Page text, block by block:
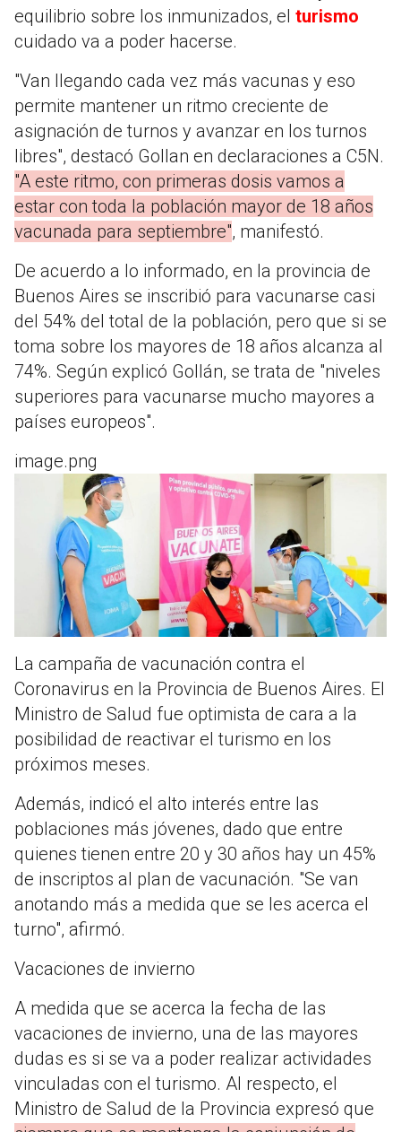
equilibrio sobre los inmunizados, el turismo
cuidado va a poder hacerse.
"Van llegando cada vez más vacunas y eso
permite mantener un ritmo creciente de
asignación de turnos y avanzar en los turnos
libres", destacó Gollan en declaraciones a C5N.
"A este ritmo, con primeras dosis vamos a
estar con toda la población mayor de 18 años
vacunada para septiembre", manifestó.
De acuerdo a lo informado, en la provincia de
Buenos Aires se inscribió para vacunarse casi
del 54% del total de la población, pero que si se
toma sobre los mayores de 18 años alcanza al
74%. Según explicó Gollán, se trata de "niveles
superiores para vacunarse mucho mayores a
países europeos".
image.png
La campaña de vacunación contra el
Coronavirus en la Provincia de Buenos Aires. El
Ministro de Salud fue optimista de cara a la
posibilidad de reactivar el turismo en los
próximos meses.
Además, indicó el alto interés entre las
poblaciones más jóvenes, dado que entre
quienes tienen entre 20 y 30 años hay un 45%
de inscriptos al plan de vacunación. "Se van
anotando más a medida que se les acerca el
turno", afirmó.
Vacaciones de invierno
A medida que se acerca la fecha de las
vacaciones de invierno, una de las mayores
dudas es si se va a poder realizar actividades
vinculadas con el turismo. Al respecto, el
Ministro de Salud de la Provincia expresó que